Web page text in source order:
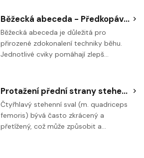
Běžecká abeceda - Předkopávání
Běžecká abeceda je důležitá pro
přirozené zdokonalení techniky běhu.
Jednotlivé cviky pomáhají zlepš…
Protažení přední strany stehen vleže na břiše
Čtyřhlavý stehenní sval (m. quadriceps
femoris) bývá často zkrácený a
přetížený, což může způsobit a…